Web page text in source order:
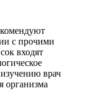
с прочими
входят
врач
организма